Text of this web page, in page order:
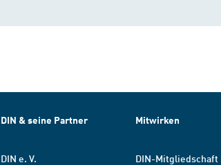
DIN & seine Partner
DIN e. V.
Mitwirken
DIN-Mitgliedschaft